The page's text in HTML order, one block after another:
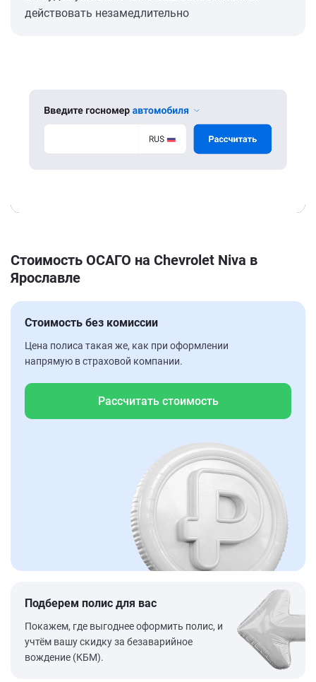
действовать незамедлительно
Стоимость ОСАГО на Chevrolet Niva в
Ярославле
Стоимость без комиссии
Цена полиса такая же, как при оформлении
напрямую в страховой компании.
Рассчитать стоимость
Подберем полис для вас
Покажем, где выгоднее оформить полис, и
учтём вашу скидку за безаварийное
вождение (КБМ).